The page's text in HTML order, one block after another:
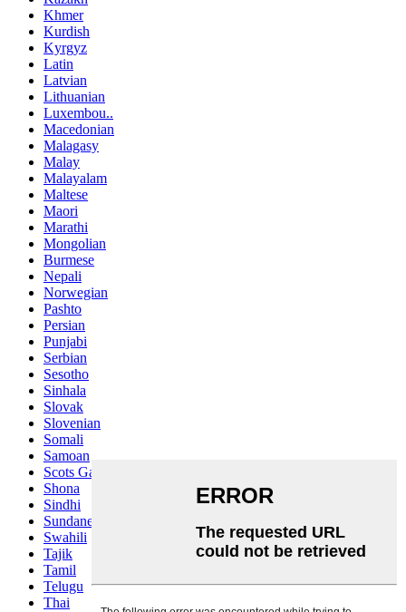
Khmer
Kurdish
Kyrgyz
Latin
Latvian
Lithuanian
Luxembou..
Macedonian
Malagasy
Malay
Malayalam
Maltese
Maori
Marathi
Mongolian
Burmese
Nepali
Norwegian
Pashto
Persian
Punjabi
Serbian
Sesotho
Sinhala
Slovak
Slovenian
Somali
Samoan
Scots Gaelic
Shona
Sindhi
Sundanese
Swahili
Tajik
Tamil
Telugu
Thai